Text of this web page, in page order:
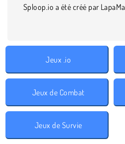
Sploop.io a été créé par
Jeux .io
Jeux de Combat
Jeux de Survie